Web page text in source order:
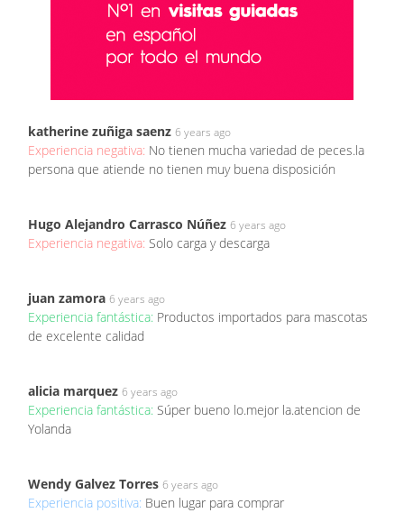
katherine zuñiga saenz 6 years ago
Experiencia negativa: No tienen mucha variedad de peces.la
persona que atiende no tienen muy buena disposición
Hugo Alejandro Carrasco Núñez 6 years ago
Experiencia negativa: Solo carga y descarga
juan zamora 6 years ago
Experiencia fantástica: Productos importados para mascotas
de excelente calidad
alicia marquez 6 years ago
Experiencia fantástica: Súper bueno lo.mejor la.atencion de
Yolanda
Wendy Galvez Torres 6 years ago
Experiencia positiva: Buen lugar para comprar